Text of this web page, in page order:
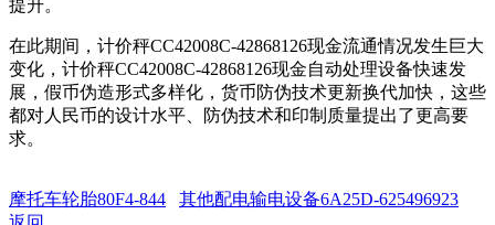
提升。
在此期间，计价秤CC42008C-42868126现金流通情况发生巨大
变化，计价秤CC42008C-42868126现金自动处理设备快速发
展，假币伪造形式多样化，货币防伪技术更新换代加快，这些
都对人民币的设计水平、防伪技术和印制质量提出了更高要
求。
摩托车轮胎80F4-844
其他配电输电设备6A25D-625496923